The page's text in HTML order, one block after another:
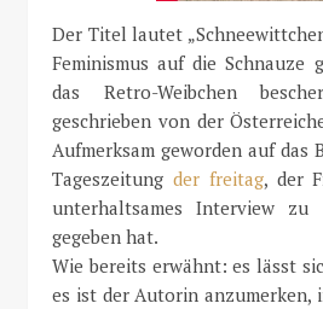
Der Titel lautet
Feminismus auf die Schnauze
das Retro-Weibchen
geschrieben von der
Aufmerksam geworden auf das
Tageszeitung der freitag, der
unterhaltsames Interview zu
gegeben hat.
Wie bereits erwähnt: es lässt
es ist der Autorin anzumerken,